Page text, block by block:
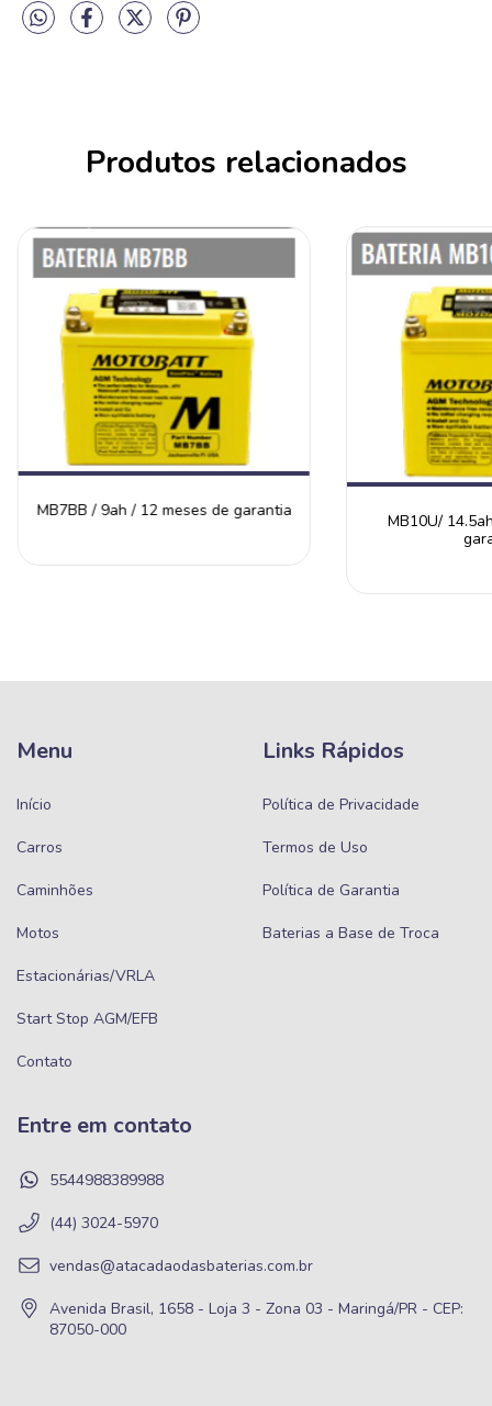
Produtos relacionados
MB7BB / 9ah / 12 meses de garantia
MB10U/
Menu
Início
Carros
Caminhões
Motos
Estacionárias/VRLA
Start Stop AGM/EFB
Contato
Links Rápidos
Política de Privacidade
Termos de Uso
Política de Garantia
Baterias a Base de Troca
Entre em contato
5544988389988
(44) 3024-5970
vendas@atacadaodasbaterias.com.br
Avenida Brasil, 1658 - Loja 3 - Zona 03 - Maringá/PR - CEP:
87050-000